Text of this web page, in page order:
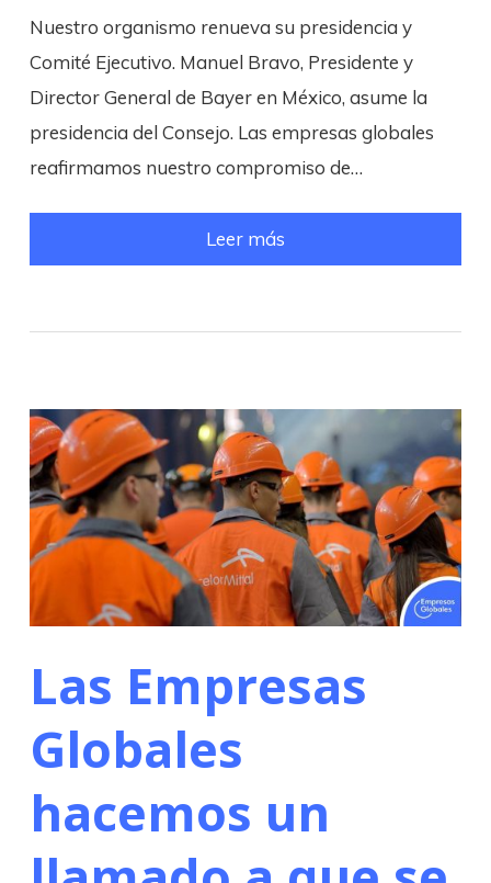
Nuestro organismo renueva su presidencia y
Comité Ejecutivo. Manuel Bravo, Presidente y
Director General de Bayer en México, asume la
presidencia del Consejo. Las empresas globales
reafirmamos nuestro compromiso de…
Leer más
Las Empresas
Globales
hacemos un